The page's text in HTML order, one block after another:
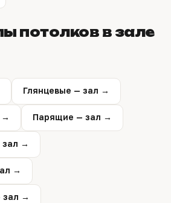
потолков в зале
Глянцевые — зал →
→ Парящие — зал →
зал →
→
зал →